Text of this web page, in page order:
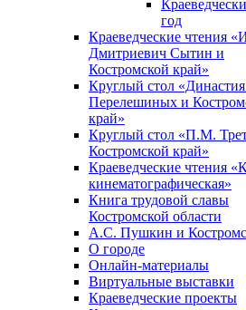
год
Краеведческие чтения
Дмитриевич Сытин и
Костромской край»
Круглый стол
Перелешиных и
край»
Круглый стол «П.М.
Костромской край»
Краеведческие чтения
кинематографическая»
Книга трудовой славы
Костромской области
А.С. Пушкин и
О городе
Онлайн-материалы
Виртуальные выставки
Краеведческие проекты